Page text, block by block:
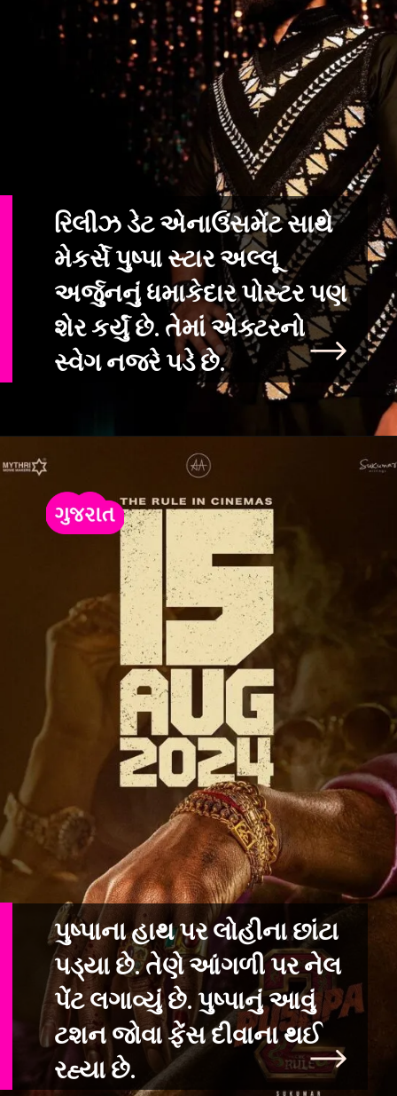
રિલીઝ ડેટ એનાઉંસમેંટ સાથે
મેકર્સે પુષ્પા સ્ટાર અલ્લૂ
અર્જુનનું ધમાકેદારપોસ્ટર પણ
શેર કર્યું છે. તેમાં એક્ટરનો
સ્વેગ નજરે પડે છે.
પુષ્પાના હાથ પર લોહીના છાંટા
પડ્યા છે. તેણે આંગળી પર નેલ
પેંટ લગાવ્યુંછે. પુષ્પાનું આવું
ટશન જોવા ફેંસ દીવાના થઈ